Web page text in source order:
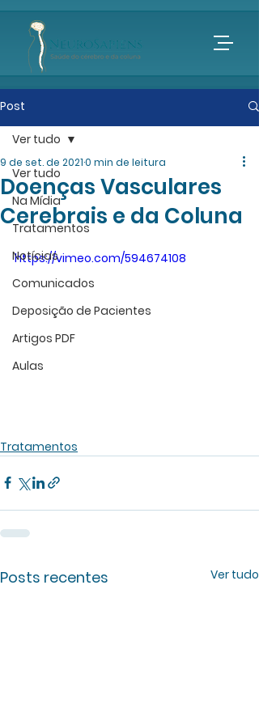
Post
Ver tudo
Na Mídia
Tratamentos
Notícias
Comunicados
Deposição de Pacientes
Artigos PDF
Aulas
Ver tudo
Doenças Vasculares
Cerebrais e da Coluna
9 de set. de 20210 min de leitura
https://vimeo.com/594674108
Tratamentos
Posts recentes Ver tudo